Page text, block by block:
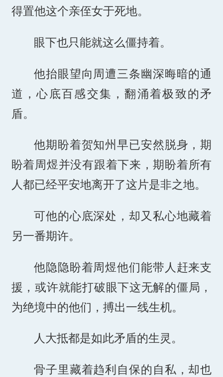
得置他这个亲侄女于死地。
眼下也只能就这么僵持着。
他抬眼望向周遭三条幽深晦暗的通
道，心底百感交集，翻涌着极致的矛
盾。
他期盼着贺知州早已安然脱身，期
盼着周煜并没有跟着下来，期盼着所有
人都已经平安地离开了这片是非之地。
可他的心底深处，却又私心地藏着
另一番期许。
他隐隐盼着周煜他们能带人赶来支
援，或许就能打破眼下这无解的僵局，
为绝境中的他们，搏出一线生机。
人大抵都是如此矛盾的生灵。
骨子里藏着趋利自保的自私，却也